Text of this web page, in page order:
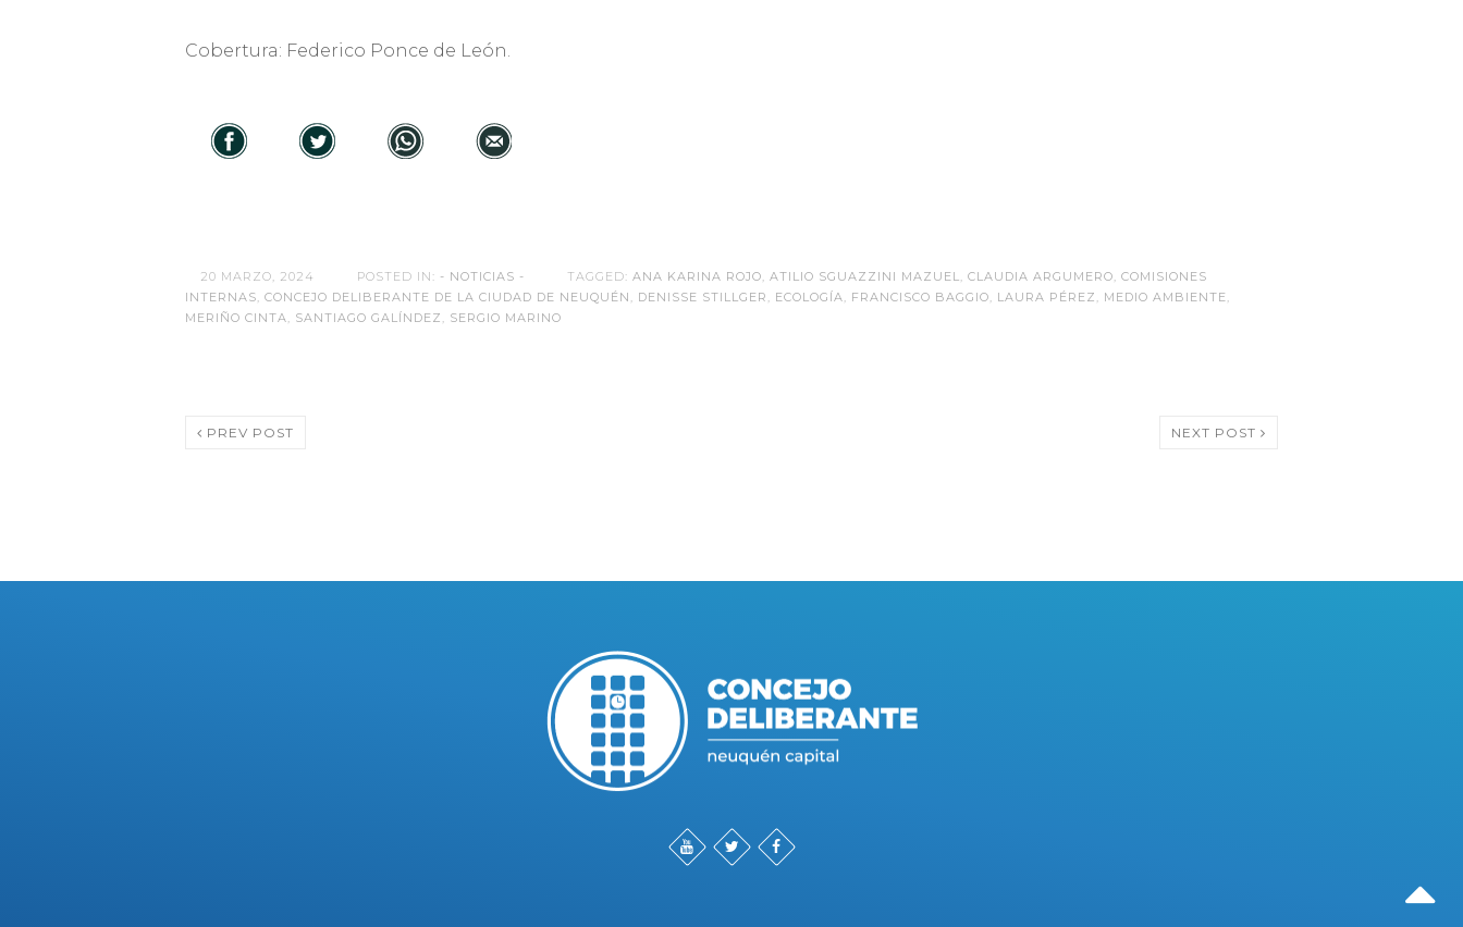
Cobertura: Federico Ponce de León.
20 MARZO, 2024 POSTED IN: - NOTICIAS - TAGGED:ANA KARINA ROJO,ATILIO SGUAZZINI MAZUEL,CLAUDIA ARGUMERO,COMISIONES
INTERNAS,CONCEJO DELIBERANTE DE LA CIUDAD DE NEUQUÉN , DENISSE STILLGER , ECOLOGÍA, FRANCISCO BAGGIO, LAURA PÉREZ , MEDIO AMBIENTE,
MERIÑO CINTA, SANTIAGO GALÍNDEZ , SERGIO MARINO
PREV POST NEXT POST